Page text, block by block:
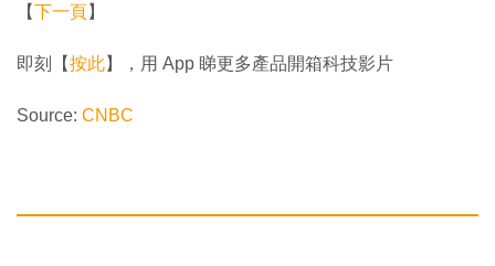
【下一頁】
即刻【按此】，用 App 睇更多產品開箱科技影片
Source: CNBC